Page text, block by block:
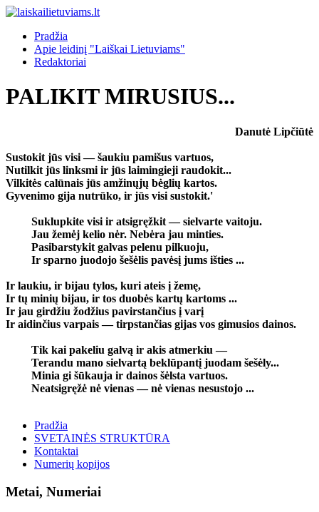
Pradžia
Apie leidinį "Laiškai Lietuviams"
Redaktoriai
PALIKIT MIRUSIUS...
Danutė Lipčiūtė
Sustokit jūs visi — šaukiu pamišus vartuos,
Nutilkit jūs linksmi ir jūs laimingieji raudokit...
Vilkitės calūnais jūs amžinųjų bėglių kartos.
Gyvenimo gija nutrūko, ir jūs visi sustokit.'
Suklupkite visi ir atsigręžkit — sielvarte vaitoju.
Jau žemėj kelio nėr. Nebėra jau minties.
Pasibarstykit galvas pelenu pilkuoju,
Ir sparno juodojo šešėlis pavėsį jums išties ...
Ir laukiu, ir bijau tylos, kuri ateis į žemę,
Ir tų minių bijau, ir tos duobės kartų kartoms ...
Ir jau girdžiu žodžius pavirstančius į varį
Ir aidinčius varpais — tirpstančias gijas vos gimusios dainos.
Tik kai pakeliu galvą ir akis atmerkiu —
Terandu mano sielvartą beklūpantį juodam šešėly...
Minia gi šūkauja ir dainos šėlsta vartuos.
Neatsigręžė nė vienas — nė vienas nesustojo ...
Pradžia
SVETAINĖS STRUKTŪRA
Kontaktai
Numerių kopijos
Metai, Numeriai